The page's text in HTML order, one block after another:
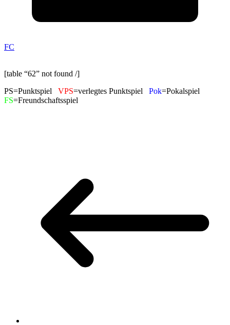
FC
[table “62” not found /]
PS=Punktspiel VPS=verlegtes Punktspiel Pok=Pokalspiel
FS=Freundschaftsspiel